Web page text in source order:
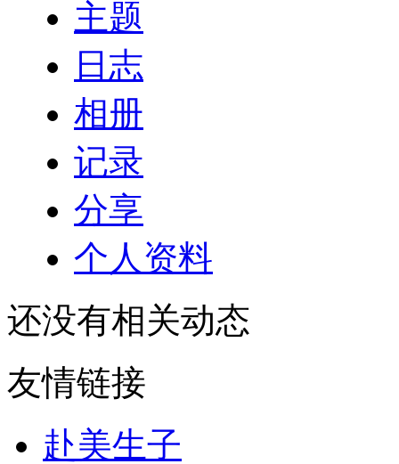
主题
日志
相册
记录
分享
个人资料
还没有相关动态
友情链接
赴美生子